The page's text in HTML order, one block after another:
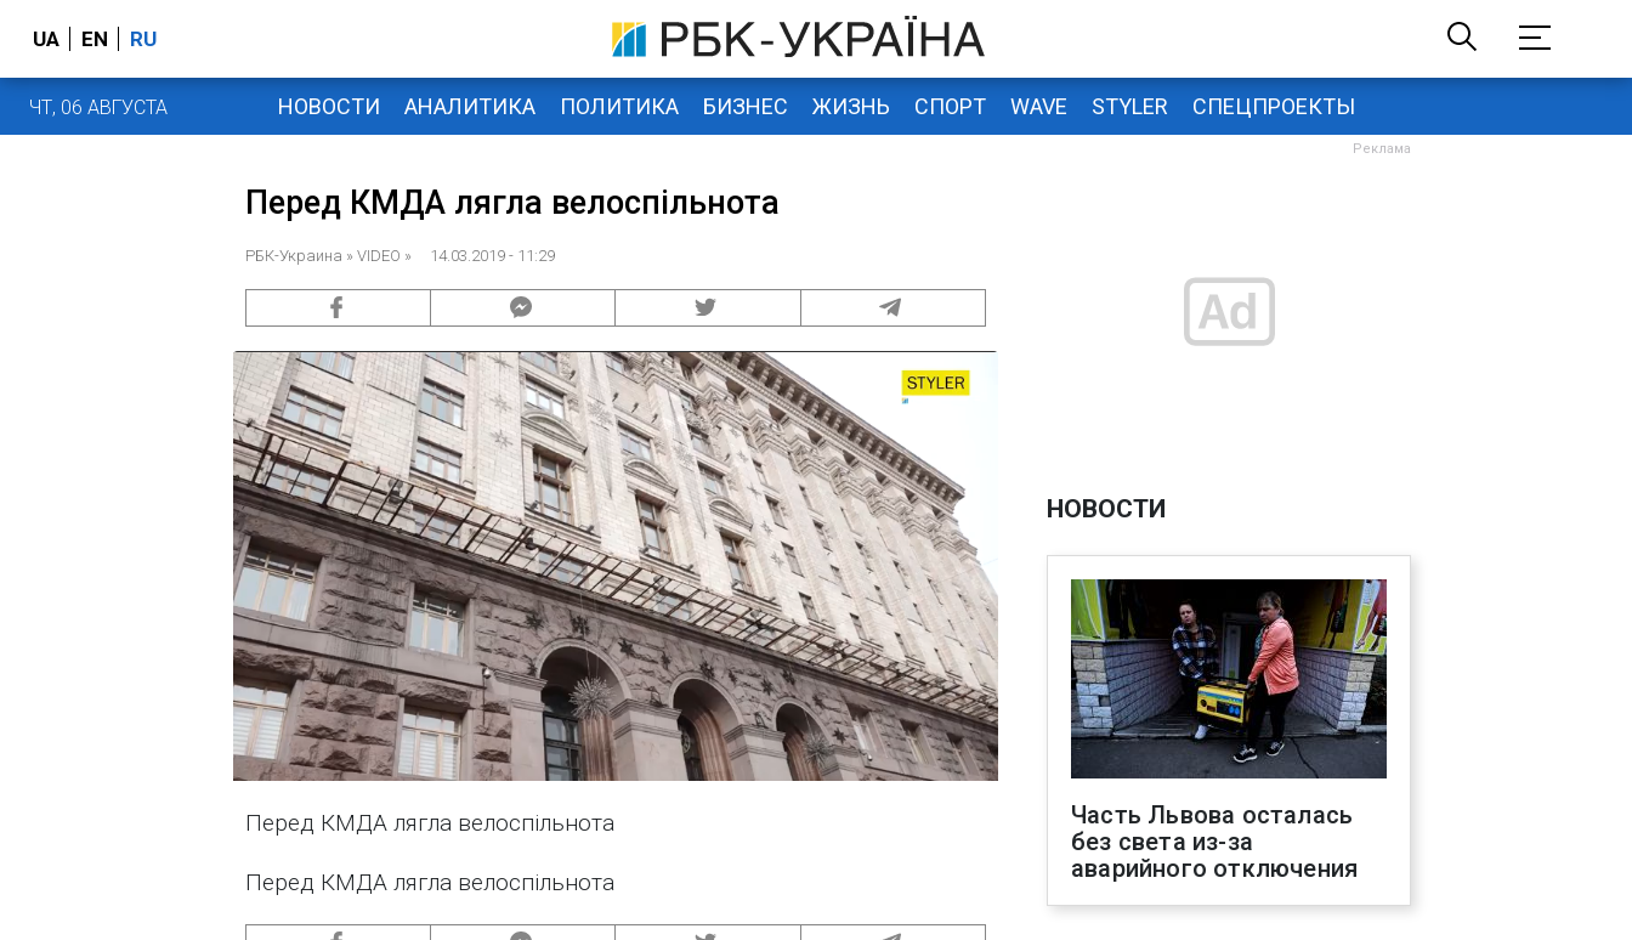
UA EN RU
ЧТ, 06 АВГУСТА НОВОСТИ АНАЛИТИКА ПОЛИТИКА БИЗНЕС ЖИЗНЬ СПОРТ WAVE STYLER СПЕЦПРОЕКТЫ
Перед КМДА лягла велоспільнота
РБК-Украина » VIDEO » 14.03.2019 - 11:29
Перед КМДА лягла велоспільнота
Перед КМДА лягла велоспільнота
НОВОСТИ
Часть Львова осталась
без света из-за
аварийного отключения